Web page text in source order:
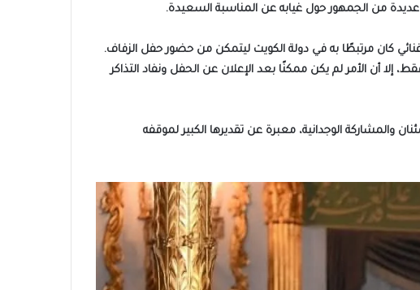
من الجمهور حول غيابه عن المناسبة السعيدة.
كان مرتبطًا به في دولة الكويت ليتمكن من حضور حفل الزفاف.
أن الأمر لم يكن ممكنًا بعد الإعلان عن الحفل ونفاد التذاكر
الوجدانية، معبرة عن تقديرها الكبير لموقفه